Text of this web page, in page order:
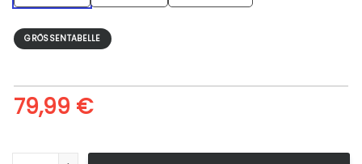
GRÖSSENTABELLE
79,99 €